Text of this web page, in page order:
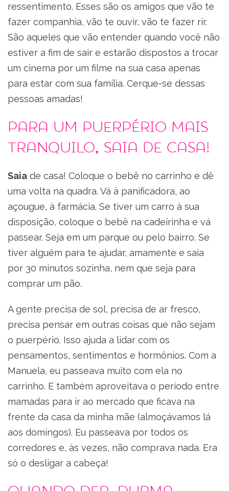
ressentimento. Esses são os amigos que vão te
fazer companhia, vão te ouvir, vão te fazer rir.
São aqueles que vão entender quando você não
estiver a fim de sair e estarão dispostos a trocar
um cinema por um filme na sua casa apenas
para estar com sua família. Cerque-se dessas
pessoas amadas!
Para um puerpério mais
tranquilo, saia de casa!
Saia de casa! Coloque o bebê no carrinho e dê
uma volta na quadra. Vá à panificadora, ao
açougue, à farmácia. Se tiver um carro à sua
disposição, coloque o bebê na cadeirinha e vá
passear. Seja em um parque ou pelo bairro. Se
tiver alguém para te ajudar, amamente e saia
por 30 minutos sozinha, nem que seja para
comprar um pão.
A gente precisa de sol, precisa de ar fresco,
precisa pensar em outras coisas que não sejam
o puerpério. Isso ajuda a lidar com os
pensamentos, sentimentos e hormônios. Com a
Manuela, eu passeava muito com ela no
carrinho. E também aproveitava o período entre
mamadas para ir ao mercado que ficava na
frente da casa da minha mãe (almoçávamos lá
aos domingos). Eu passeava por todos os
corredores e, às vezes, não comprava nada. Era
só o desligar a cabeça!